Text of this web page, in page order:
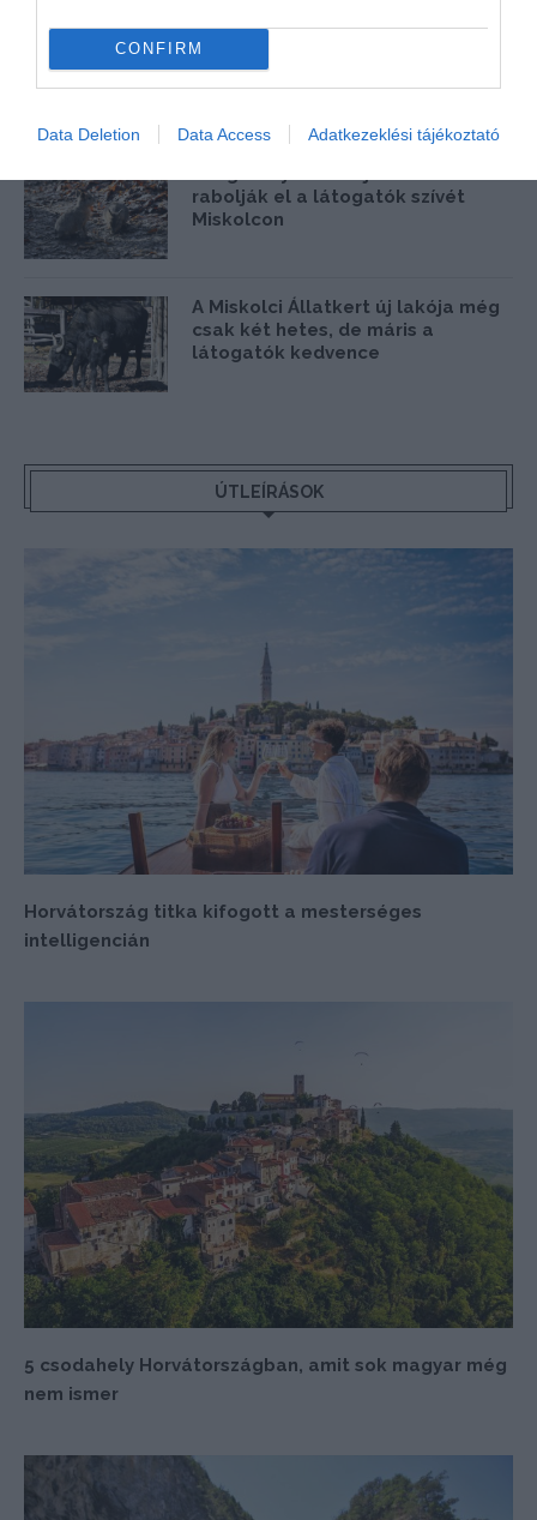
CONFIRM
Data Deletion Data Access Adatkezeklési tájékoztató
Ha már eleget fáztál, akkor végre
megtudhatod, hogy meddig tart
még tél
rabolják el a látogatók szívét
Miskolcon
A Miskolci Állatkert új lakója még
csak két hetes, de máris a
látogatók kedvence
ÚTLEÍRÁSOK
Horvátország titka kifogott a mesterséges
intelligencián
5 csodahely Horvátországban, amit sok magyar még
nem ismer